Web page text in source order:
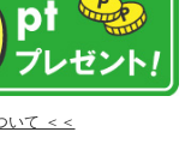
いて ＜＜